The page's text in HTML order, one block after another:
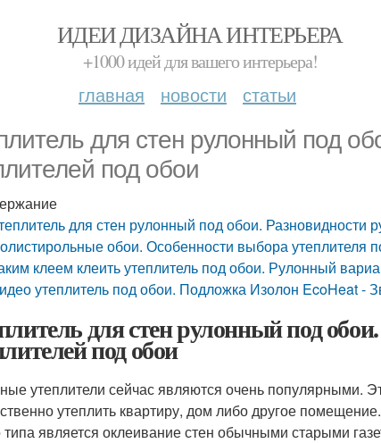
ИДЕИ ДИЗАЙНА ИНТЕРЬЕРА
+1000 идей для вашего интерьера!
главная новости статьи
для стен рулонный под
под обои
для стен рулонный под обои. Разновидности
обои. Особенности выбора утеплителя
клеем клеить утеплитель под обои. Рулонный
утеплитель под обои. Подложка Изолон EcoHeat -
для стен рулонный под
под обои
утеплители сейчас являются очень популярными.
утеплить квартиру, дом либо другое
типа является оклеивание стен обычными старыми